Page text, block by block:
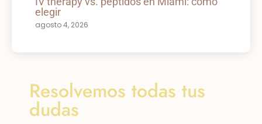
elegir
agosto 4, 2026
Resolvemos todas tus
dudas